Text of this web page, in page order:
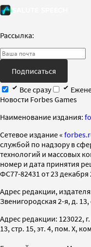
Рассылка:
Подписаться
Все сразу
Новости Forbes Games
Наименование издания:
Cетевое издание «
службой по надзору в
технологий и массовых
номер и дата принятия
ФС77-82431 от 23 декабря
Адрес редакции,
Звенигородская 2-я, д. 13,
Адрес редакции: 123022,
13, стр. 15, эт. 4, пом. X,